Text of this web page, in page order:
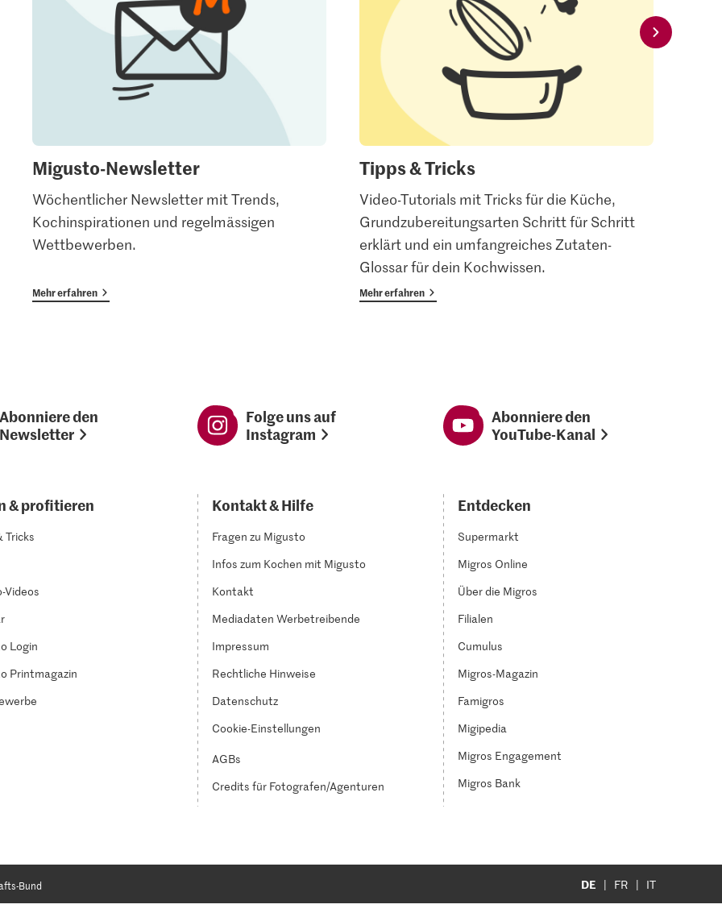
Migusto-Newsletter
Wöchentlicher Newsletter mit Trends,
Kochinspirationen und regelmässigen
Wettbewerben.
Mehr erfahren
Tipps & Tricks
Video-Tutorials mit Tricks für die Küche,
Grundzubereitungsarten Schritt für Schritt
erklärt und ein umfangreiches Zutaten-
Glossar für dein Kochwissen.
Mehr erfahren
Abonniere den
Newsletter
Folge uns auf
Instagram
Abonniere den
YouTube-Kanal
& profitieren
Tricks
Videos
Login
Printmagazin
Kontakt & Hilfe
Fragen zu Migusto
Infos zum Kochen mit Migusto
Kontakt
Mediadaten Werbetreibende
Impressum
Rechtliche Hinweise
Datenschutz
Cookie-Einstellungen
AGBs
Credits für Fotografen/Agenturen
Entdecken
Supermarkt
Migros Online
Über die Migros
Filialen
Cumulus
Migros-Magazin
Famigros
Migipedia
Migros Engagement
Migros Bank
Bund DE FR IT